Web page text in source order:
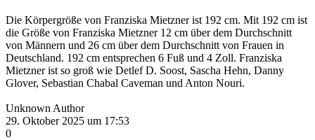
Die Körpergröße von Franziska Mietzner ist 192 cm. Mit 192 cm ist
die Größe von Franziska Mietzner 12 cm über dem Durchschnitt
von Männern und 26 cm über dem Durchschnitt von Frauen in
Deutschland. 192 cm entsprechen 6 Fuß und 4 Zoll. Franziska
Mietzner ist so groß wie Detlef D. Soost, Sascha Hehn, Danny
Glover, Sebastian Chabal Caveman und Anton Nouri.
Unknown Author
29. Oktober 2025 um 17:53
0